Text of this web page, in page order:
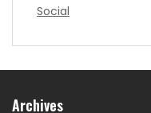
Social
Archives